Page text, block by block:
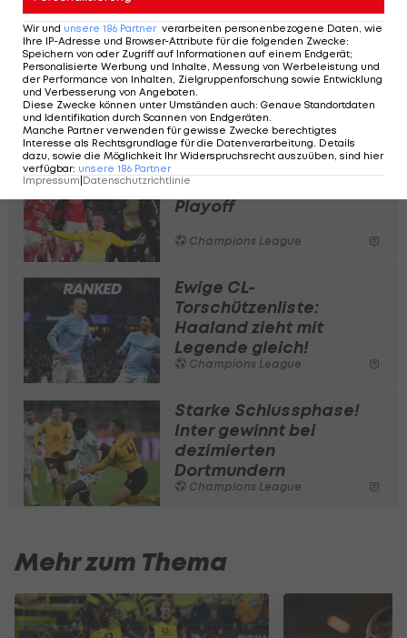
Gebracht hat es den Gästen allerdings recht
wenig: Inter beendet die Ligaphase als Zehnter.
Im Playoff zur K.-o.-Phase wartet ein Duell mit
Bodö/Glimt oder Benfica. Dortmund landet nach
der Niederlage auf dem 17. Platz.
Torhüter-Tor! Mourinho
zieht Real mit ins
Playoff
Champions League
Ewige CL-
Torschützenliste:
Haaland zieht mit
Legende gleich!
Champions League
Starke Schlussphase!
Inter gewinnt bei
dezimierten
Dortmundern
Champions League
Mehr zum Thema
Wir und unsere 186 Partner verarbeiten personenbezogene Daten, wie
Ihre IP-Adresse und Browser-Attribute für die folgenden Zwecke:
Speichern von oder Zugriff auf Informationen auf einem Endgerät;
Personalisierte Werbung und Inhalte, Messung von Werbeleistung und
der Performance von Inhalten, Zielgruppenforschung sowie Entwicklung
und Verbesserung von Angeboten.
Diese Zwecke können unter Umständen auch: Genaue Standortdaten
und Identifikation durch Scannen von Endgeräten.
Manche Partner verwenden für gewisse Zwecke berechtigtes
Interesse als Rechtsgrundlage für die Datenverarbeitung. Details
dazu, sowie die Möglichkeit Ihr Widerspruchsrecht auszuüben, sind hier
verfügbar: unsere 186 Partner
Impressum Datenschutzrichtlinie